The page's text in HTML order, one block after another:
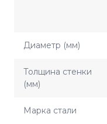
Диаметр (мм)
Толщина стенки
(мм)
Марка стали